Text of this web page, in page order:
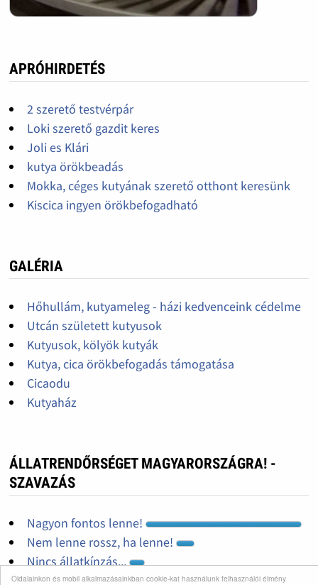
Oldalainkon és mobil alkalmazásainkban cookie-kat használunk felhasználói élmény
APRÓHIRDETÉS
2 szerető testvérpár
Loki szerető gazdit keres
Joli es Klári
kutya örökbeadás
Mokka, céges kutyának szerető otthont keresünk
Kiscica ingyen örökbefogadható
GALÉRIA
Hőhullám, kutyameleg - házi kedvenceink cédelme
Utcán született kutyusok
Kutyusok, kölyök kutyák
Kutya, cica örökbefogadás támogatása
Cicaodu
Kutyaház
ÁLLATRENDŐRSÉGET MAGYARORSZÁGRA! -
SZAVAZÁS
Nagyon fontos lenne!
Nem lenne rossz, ha lenne!
Nincs állatkínzás...
Nem kell állatrendőrség!